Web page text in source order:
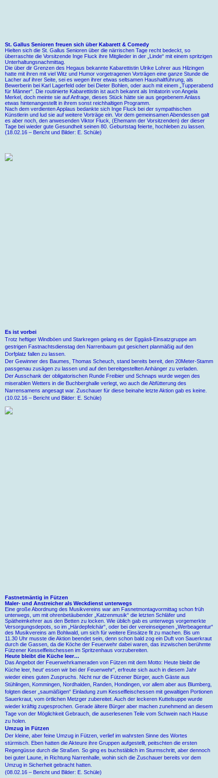
St. Gallus Senioren freuen sich über Kabarett & Comedy
Hielten sich die St. Gallus Senioren über die närrischen Tage recht bedeckt, so
überraschte die Vorsitzende Inge Fluck ihre Mitglieder in der „Linde“ mit einem spritzigen
Unterhaltungsnachmittag.
Die über dir Grenzen des Hegaus bekannte Kabarettistin Ulrike Lohrer aus Hilzingen
hatte mit ihren mit viel Witz und Humor vorgetragenen Vorträgen eine ganze Stunde die
Lacher auf ihrer Seite, sei es wegen ihrer etwas seltsamen Haushaltführung, als
Bewerberin bei Karl Lagerfeld oder bei Dieter Bohlen, oder auch mit einem „Tupperabend
für Männer“. Die routinierte Kabarettistin ist auch bekannt als Imitatorin von Angela
Merkel, doch meinte sie auf Anfrage, dieses Stück hätte sie aus gegebenem Anlass
etwas hintenangestellt in ihrem sonst reichhaltigen Programm.
Nach dem verdienten Applaus bedankte sich Inge Fluck bei der sympathischen
Künstlerin und lud sie auf weitere Vorträge ein. Vor dem gemeinsamen Abendessen galt
es aber noch, den anwesenden Viktor Fluck, (Ehemann der Vorsitzenden) der dieser
Tage bei wieder gute Gesundheit seinen 80. Geburtstag feierte, hochleben zu lassen.
(18.02.16 – Bericht und Bilder: E. Schüle)
Es ist vorbei
Trotz heftiger Windböen und Starkregen gelang es der Eggäsli-Einsatzgruppe am
gestrigen Fastnachtsdienstag den Narrenbaum gut gesichert planmäßig auf den
Dorfplatz fallen zu lassen.
Der Gewinner des Baumes, Thomas Scheuch, stand bereits bereit, den 20Meter-Stamm
passgenau zusägen zu lassen und auf den bereitgestellten Anhänger zu verladen.
Der Ausschank der obligatorischen Runde Freibier und Schnaps wurde wegen des
miserablen Wetters in die Buchberghalle verlegt, wo auch die Abfütterung des
Narrensamens angesagt war. Zuschauer für diese beinahe letzte Aktion gab es keine.
(10.02.16 – Bericht und Bilder: E. Schüle)
Fastnetmäntig in Fützen
Maler- und Anstreicher als Weckdienst unterwegs
Eine große Abordnung des Musikvereins war am Fasnetmontagvormittag schon früh
unterwegs, um mit ohrenbetäubender „Katzenmusik“ die letzten Schläfer und
Spätheimkehrer aus den Betten zu locken. Wie üblich gab es unterwegs vorgemerkte
Versorgungsdepots, so im „Härdepfelchär“, oder bei der vereinseigenen „Werbeagentur“
des Musikvereins am Bohlwald, um sich für weitere Einsätze fit zu machen. Bis um
11.30 Uhr musste die Aktion beendet sein, denn schon bald zog ein Duft von Sauerkraut
durch die Gassen, da die Köche der Feuerwehr dabei waren, das inzwischen berühmte
Fützener Kesselfleischessen im Spritzenhaus vorzubereiten.
Heute bleibt die Küche leer…
Das Angebot der Feuerwehrkameraden von Fützen mit dem Motto: Heute bleibt die
Küche leer, heut‘ essen wir bei der Feuerwehr“, erfreute sich auch in diesem Jahr
wieder eines guten Zuspruchs. Nicht nur die Fützener Bürger, auch Gäste aus
Stühlingen, Kommingen, Nordhalden, Randen, Hondingen, vor allem aber aus Blumberg,
folgten dieser „saumäßigen“ Einladung zum Kesselfleischessen mit gewaltigen Portionen
Sauerkraut, vom örtlichen Metzger zubereitet. Auch der leckeren Kuttelsuppe wurde
wieder kräftig zugesprochen. Gerade ältere Bürger aber machen zunehmend an diesem
Tage von der Möglichkeit Gebrauch, die auserlesenen Teile vom Schwein nach Hause
zu holen.
Umzug in Fützen
Der kleine, aber feine Umzug in Fützen, verlief im wahrsten Sinne des Wortes
stürmisch. Eben hatten die Akteure ihre Gruppen aufgestellt, peitschten die ersten
Regengüsse durch die Straßen. So ging es buchstäblich im Sturmschritt, aber dennoch
bei guter Laune, in Richtung Narrenhalle, wohin sich die Zuschauer bereits vor dem
Umzug in Sicherheit gebracht hatten.
(08.02.16 – Bericht und Bilder: E. Schüle)